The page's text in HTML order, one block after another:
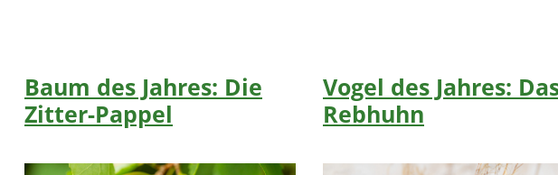
Baum des Jahres: Die
Zitter-Pappel
Vogel des Jahres:
Rebhuhn